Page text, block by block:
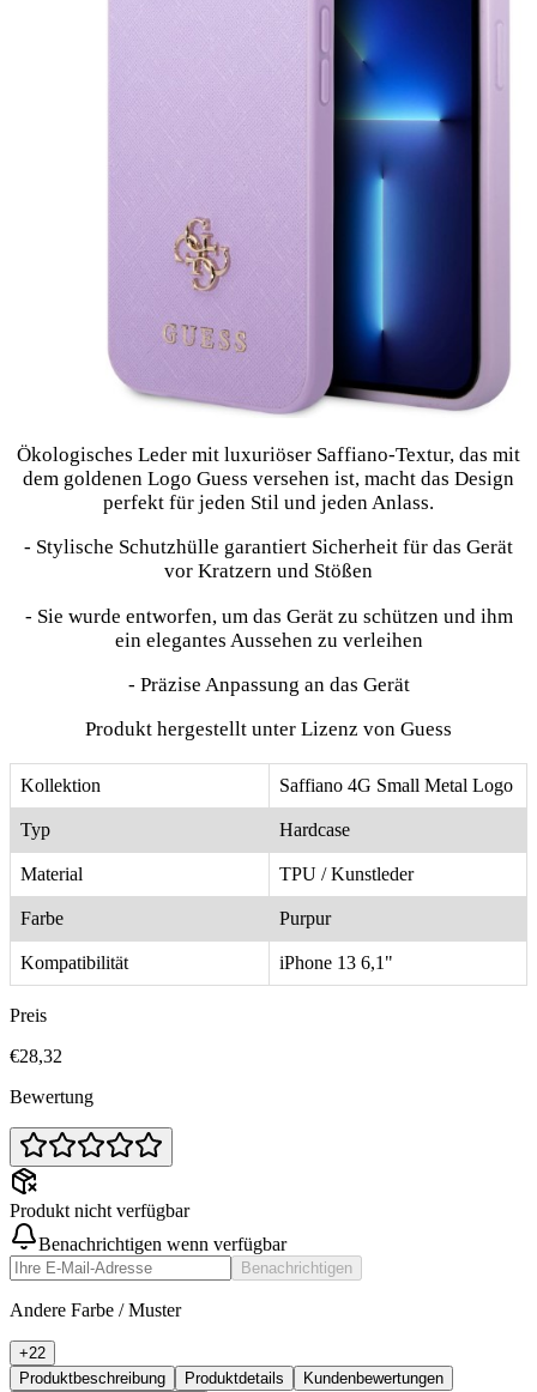
Ökologisches Leder mit luxuriöser Saffiano-Textur, das mit
dem goldenen Logo Guess versehen ist, macht das Design
perfekt für jeden Stil und jeden Anlass.
- Stylische Schutzhülle garantiert Sicherheit für das Gerät
vor Kratzern und Stößen
- Sie wurde entworfen, um das Gerät zu schützen und ihm
ein elegantes Aussehen zu verleihen
- Präzise Anpassung an das Gerät
Produkt hergestellt unter Lizenz von Guess
Kollektion Saffiano 4G Small Metal Logo
Typ Hardcase
Material TPU / Kunstleder
Farbe Purpur
Kompatibilität iPhone 13 6,1"
Preis
€28,32
Bewertung
Produkt nicht verfügbar
Benachrichtigen wenn verfügbar
Benachrichtigen
Andere Farbe / Muster
+22
Produktbeschreibung
Produktdetails
Kundenbewertungen